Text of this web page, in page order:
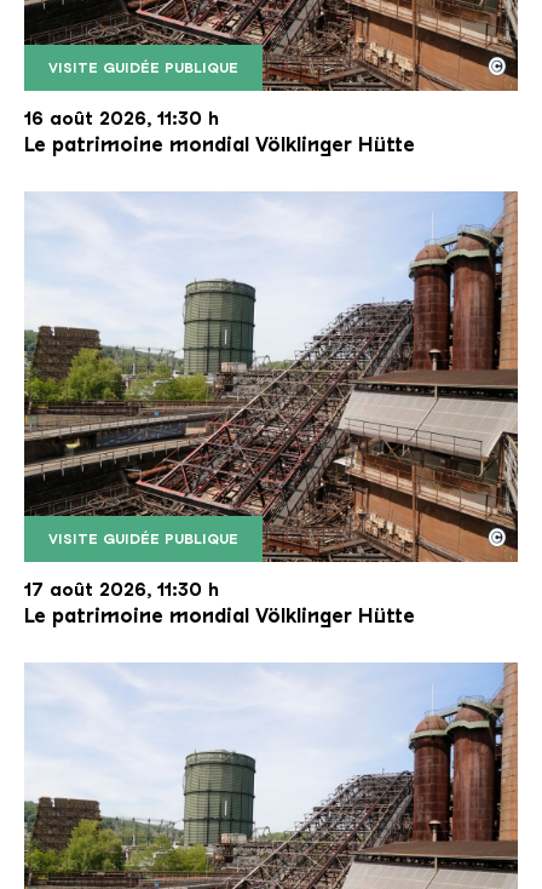
VISITE GUIDÉE PUBLIQUE
Le monte-charge incliné de la Völklinger Hütte
Copyright: Weltkulturerbe Völklinger Hütte | Karl
©
16 août 2026, 11:30 h
Le patrimoine mondial Völklinger Hütte
VISITE GUIDÉE PUBLIQUE
Le monte-charge incliné de la Völklinger Hütte
Copyright: Weltkulturerbe Völklinger Hütte | Karl
©
17 août 2026, 11:30 h
Le patrimoine mondial Völklinger Hütte